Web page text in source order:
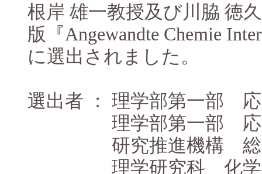
根岸 雄一教授及び川脇 徳
版『Angewandte Chemie
に選出されました。
選出者 ： 理学部第一部
理学部第一部 応用
研究推進機構 総合
理学研究科 化学専